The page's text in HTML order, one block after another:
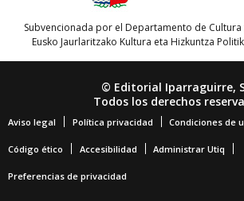
Subvencionada por el Departamento de Cultura
Eusko Jaurlaritzako Kultura eta Hizkuntza
© Editorial Iparraguirre,
Todos los derechos
Aviso legal Política privacidad Condiciones de
Código ético Accesibilidad Administrar Utiq
Preferencias de privacidad